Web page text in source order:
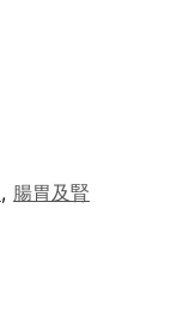
, 腸胃及腎